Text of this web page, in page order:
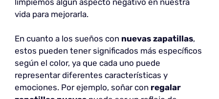
vida para mejorarla.
En cuanto a los sueños con nuevas zapatillas,
estos pueden tener significados más específicos
según el color, ya que cada uno puede
representar diferentes características y
emociones. Por ejemplo, soñar con regalar